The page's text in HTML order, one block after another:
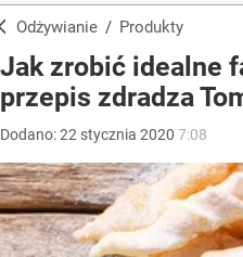
Odżywianie / Produkty
Jak zrobić idealne
przepis zdradza
Dodano:22 stycznia 2020 7:08